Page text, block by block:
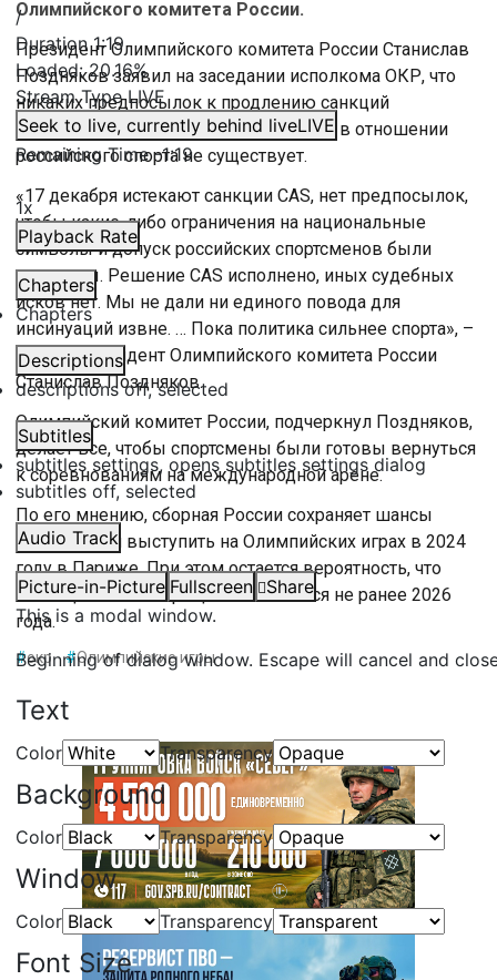
/
Duration1:19
Loaded:20.16%
Stream TypeLIVE
Seek to live, currently behind liveLIVE
Remaining Time-1:19
1x
Playback Rate
Chapters
Chapters
Descriptions
descriptions off, selected
Subtitles
subtitles settings, opens subtitles settings dialog
subtitles off, selected
Audio Track
Picture-in-Picture Fullscreen
Share
This is a modal window.
Beginning of dialog window. Escape will cancel and
Text
Color Transparency
Background
Color Transparency
Window
Color Transparency
Font Size
Олимпийского комитета России.
Президент Олимпийского комитета России Станислав
Поздняков заявил на заседании исполкома ОКР, что
никаких предпосылок к продлению санкций
Спортивного арбитражного суда (CAS) в отношении
российского спорта не существует.
«17 декабря истекают санкции CAS, нет предпосылок,
чтобы какие-либо ограничения на национальные
символы и допуск российских спортсменов были
продлены. Решение CAS исполнено, иных судебных
исков нет. Мы не дали ни единого повода для
инсинуаций извне. … Пока политика сильнее спорта», –
заявил президент Олимпийского комитета России
Станислав Поздняков.
Олимпийский комитет России, подчеркнул Поздняков,
делает все, чтобы спортсмены были готовы вернуться
к соревнованиям на международной арене.
По его мнению, сборная России сохраняет шансы
отобраться и выступить на Олимпийских играх в 2024
году в Париже. При этом остается вероятность, что
полноценное возвращение состоится не ранее 2026
года.
#окр #Олимпийские игры